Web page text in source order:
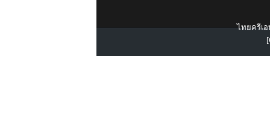
ไทยครีเอ
[